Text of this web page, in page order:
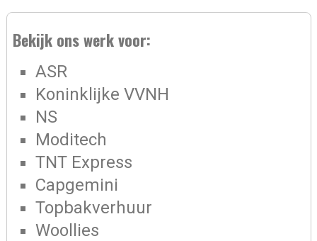
Bekijk ons werk voor:
ASR
Koninklijke VVNH
NS
Moditech
TNT Express
Capgemini
Topbakverhuur
Woollies